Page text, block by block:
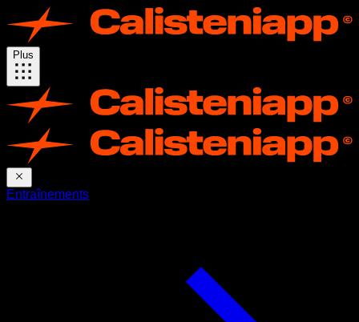
Plus
Entraînements